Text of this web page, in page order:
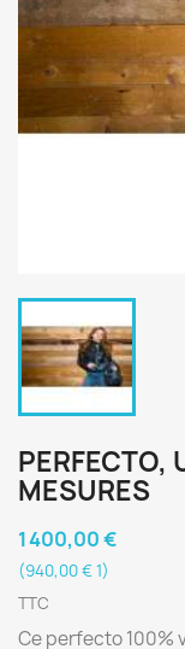
PERFECTO,
MESURES
1 400,00 €
(940,00 € 1)
TTC
Ce perfecto 100%